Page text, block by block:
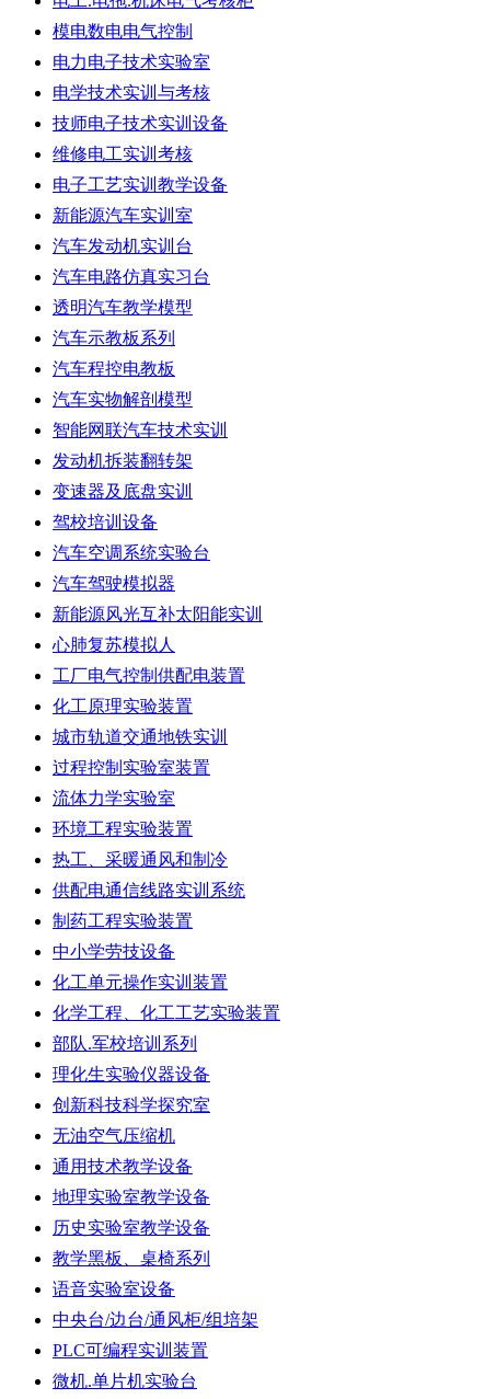
模电数电电气控制
电力电子技术实验室
电学技术实训与考核
技师电子技术实训设备
维修电工实训考核
电子工艺实训教学设备
新能源汽车实训室
汽车发动机实训台
汽车电路仿真实习台
透明汽车教学模型
汽车示教板系列
汽车程控电教板
汽车实物解剖模型
智能网联汽车技术实训
发动机拆装翻转架
变速器及底盘实训
驾校培训设备
汽车空调系统实验台
汽车驾驶模拟器
新能源风光互补太阳能实训
心肺复苏模拟人
工厂电气控制供配电装置
化工原理实验装置
城市轨道交通地铁实训
过程控制实验室装置
流体力学实验室
环境工程实验装置
热工、采暖通风和制冷
供配电通信线路实训系统
制药工程实验装置
中小学劳技设备
化工单元操作实训装置
化学工程、化工工艺实验装置
部队.军校培训系列
理化生实验仪器设备
创新科技科学探究室
无油空气压缩机
通用技术教学设备
地理实验室教学设备
历史实验室教学设备
教学黑板、桌椅系列
语音实验室设备
中央台/边台/通风柜/组培架
PLC可编程实训装置
微机.单片机实验台